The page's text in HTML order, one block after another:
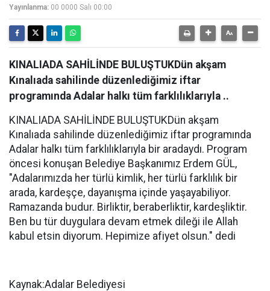
Yayınlanma: 00 0000 Salı 00:00
KINALIADA SAHİLİNDE BULUŞTUKDün akşam
Kınalıada sahilinde düzenlediğimiz iftar
programında Adalar halkı tüm farklılıklarıyla ..
KINALIADA SAHİLİNDE BULUŞTUKDün akşam
Kınalıada sahilinde düzenlediğimiz iftar programında
Adalar halkı tüm farklılıklarıyla bir aradaydı. Program
öncesi konuşan Belediye Başkanımız Erdem GÜL,
"Adalarımızda her türlü kimlik, her türlü farklılık bir
arada, kardeşçe, dayanışma içinde yaşayabiliyor.
Ramazanda budur. Birliktir, beraberliktir, kardeşliktir.
Ben bu tür duygulara devam etmek dileği ile Allah
kabul etsin diyorum. Hepimize afiyet olsun." dedi
Kaynak:Adalar Belediyesi